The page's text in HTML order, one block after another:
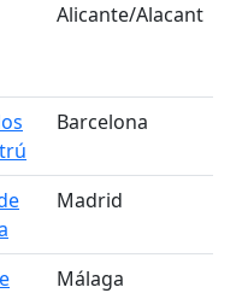
Alicante/Alacant
Barcelona
Madrid
Málaga